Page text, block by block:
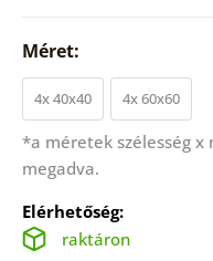
Méret:
4x 40x40 4x 60x60
*a méretek szélesség x
megadva.
Elérhetőség:
raktáron